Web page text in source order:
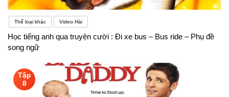
Thể loại khác Video Hài
Học tiếng anh qua truyện cười : Đi xe bus – Bus ride – Phụ đề
song ngữ
Tập
8